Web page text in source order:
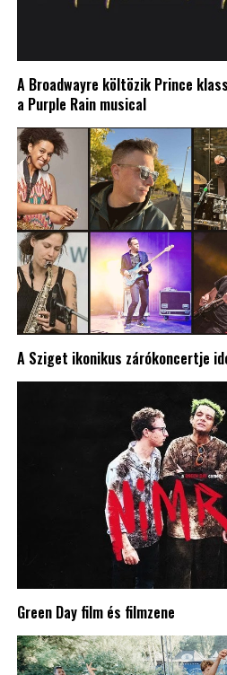
A Broadwayre költözik Prince
a Purple Rain musical
A Sziget ikonikus zárókoncertje
Green Day film és filmzene